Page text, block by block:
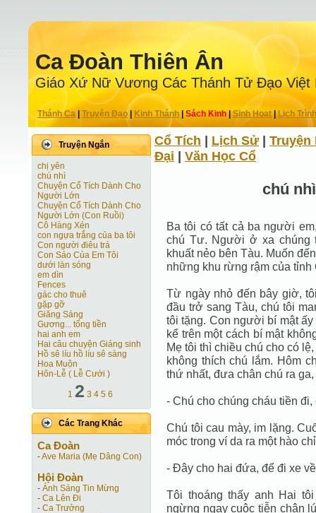
Ca Ðoàn Thiên Ân
Giáo Xứ Nữ Vương Các Thánh Tử Ðạo Việt
Thánh Ca Truyện Ðạo| Kinh Thánh Sách Kinh|Sinh Hoạt| Lịch Trình
Truyện Ngắn
chị yên
chú nhì
Chuyện Cổ Tích Dành Cho
Người Lớn
Chuyện Cổ Tích Dành Cho
Người Lớn (Con Ruồi)
Cô Hàng Xén
con ngựa trắng của ba tôi
Con người điêu trá
Con Sáo Của Em Tôi
dưới làn sóng
em dìn
Fences
gác cho thuê
gặp gỡ
Giăng Sáng
Gương... tống tiền
hai anh em
Hai câu chuyện Giáng sinh
Hồ sê líu hồ líu sê sàng
Hoa Muộn
Hôn-Lễ ( Lễ Cưới )
1 2 3 4 5 6
Các Trang Khác
Ca Ðoàn
-Ave Maria (Mẹ Dâng Con)
Hội Ðoàn
- Ánh Sáng Tin Mừng
- Ca Lên Đi
- Ca Trưởng
Cổ Tích Lịch Sử
Truyện
Ðại
Văn Học Cổ
chú nhì
Ba tôi có tất cả ba người
chú Tư. Người ở xa chúng
khuất nẻo bên Tàu. Muốn
những khu rừng rậm của
Từ ngày nhỏ đến bây giờ,
đầu trở sang Tàu, chú tôi
tôi tặng. Con người bí mật
kể trên một cách bí mật
Mẹ tôi thì chiều chú cho có
không thích chú lắm. Hôm
thứ nhất, đưa chân chú ra
- Chú cho chúng cháu tiền đi,
Chú tôi cau mày, im lặng.
móc trong ví da ra một hào
- Đây cho hai đứa, để đi xe
Tôi thoáng thấy anh Hai
ngừng ngay cuộc tiễn chân